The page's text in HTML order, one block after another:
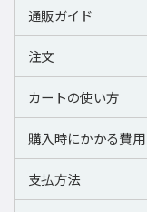
通販ガイド
注文
カートの使い方
購入時にかかる費用
支払方法